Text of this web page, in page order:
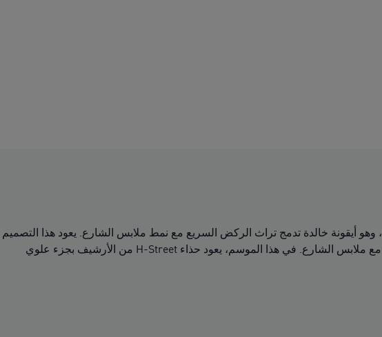
يتميز حذاء H-Street بتصميم مستوحى من حذاء الركض الشهير من القرن الحادي والعشرين PUMA Harambee، وهو أيقونة خالدة تدمج تراث الركض السريع مع نمط ملابس الشارع. يعود هذا التصميم
إلى العصر الذهبي في العقد الأول من القرن الحادي والعشرين حيث اندمجت ملابس مسارات الركض والملاعب مع ملابس الشارع. في هذا الموسم، يعود حذاء H-Street من الأرشيف بجزء علوي